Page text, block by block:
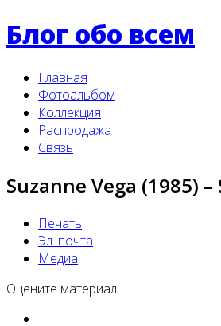
Блог обо всем
Главная
Фотоальбом
Коллекция
Распродажа
Связь
Suzanne Vega (1985) ‎–
Печать
Эл. почта
Медиа
Оцените материал